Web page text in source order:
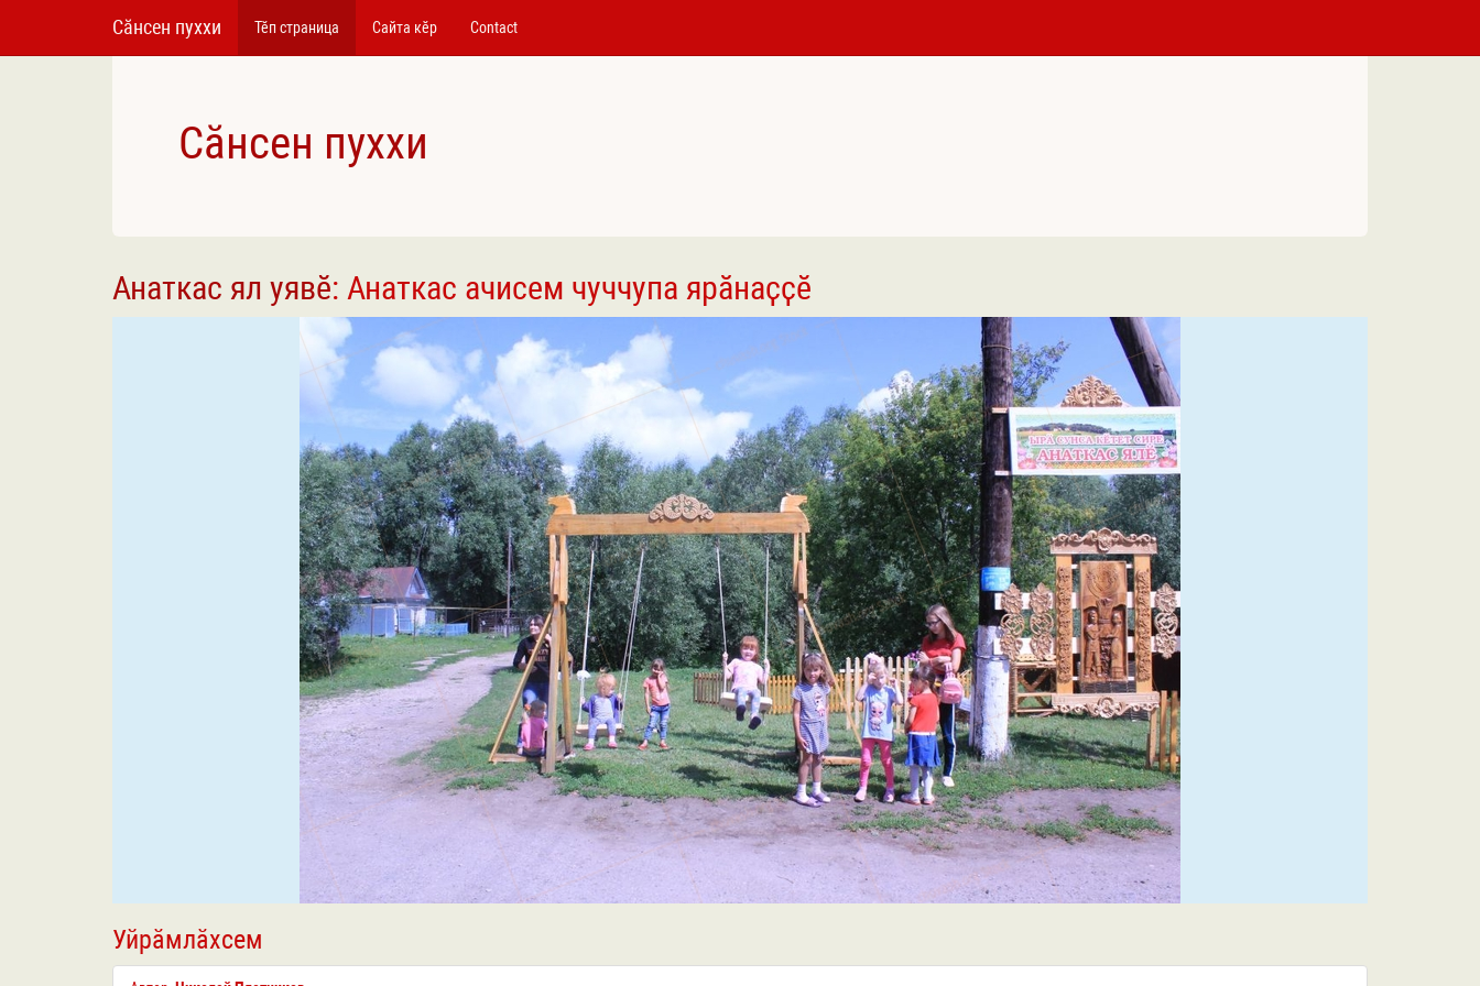
Сӑнсен пуххи Тӗп страница Сайта кӗр Contact
Сӑнсен пуххи
Анаткас ял уявӗ: Анаткас ачисем чуччупа ярӑнаҫҫӗ
Уйрӑмлӑхсем